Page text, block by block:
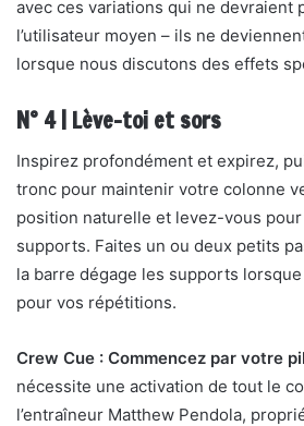
avec ces variations qui ne devraient
l’utilisateur moyen – ils ne
lorsque nous discutons des effets
N° 4 | Lève-toi et sors
Inspirez profondément et expirez,
tronc pour maintenir votre colonne
position naturelle et levez-vous
supports. Faites un ou deux petits
la barre dégage les supports
pour vos répétitions.
Crew Cue : Commencez par votre
nécessite une activation de tout le
l’entraîneur Matthew Pendola,